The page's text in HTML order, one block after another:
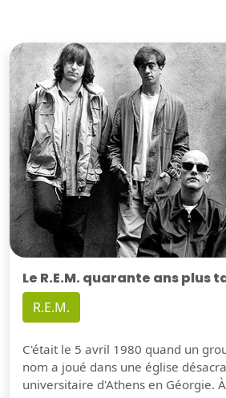
Le R.E.M. quarante ans plus
R.E.M.
C'était le 5 avril 1980 quand un
nom a joué dans une église
universitaire d'Athens en Géorgie.